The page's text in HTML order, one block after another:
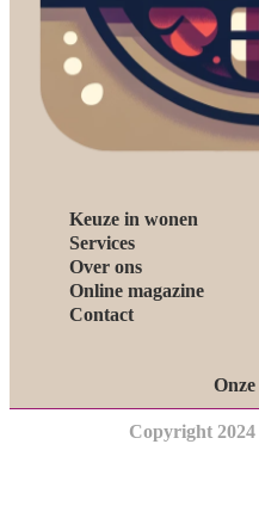
Keuze in wonen
Services
Over ons
Online magazine
Contact
Copyright